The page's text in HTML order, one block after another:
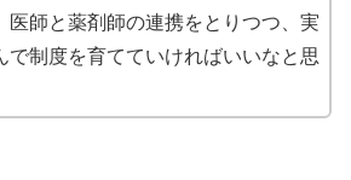
医師と薬剤師の連携をとりつつ、実
で制度を育てていければいいなと思